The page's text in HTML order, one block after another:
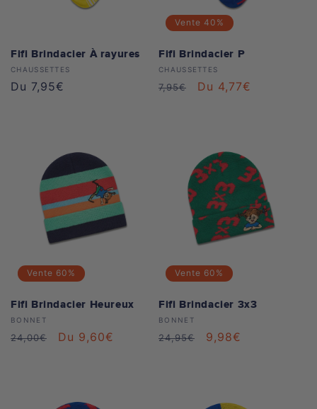
Toutes les Casquettes
Toutes les Vêtements
Maya l'abeille
Peppa Pig
Mainzelmännchen
Koaanies
Toutes les Collections
n
:
Fifi Brindacier À rayures
Distributeur :
CHAUSSETTES
Prix
Du 7,95€
Vente 40%
Fifi Brindacier P
Distributeur :
CHAUSSETTES
Prix
7,95€
Prix
Du 4,77€
Vente 60%
Fifi Brindacier Heureux
Distributeur :
BONNET
Prix
24,00€
Prix
Du 9,60€
Vente 60%
Fifi Brindacier 3x3
Distributeur :
BONNET
Prix
24,95€
Prix
9,98€